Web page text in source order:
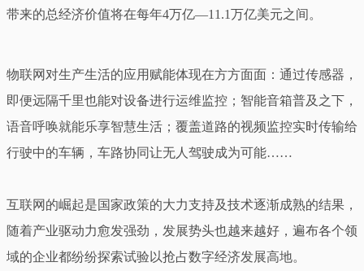
带来的总经济价值将在每年4万亿—11.1万亿美元之间。
物联网对生产生活的应用赋能体现在方方面面：通过传感器，
即便远隔千里也能对设备进行运维监控；智能音箱普及之下，
语音呼唤就能乐享智慧生活；覆盖道路的视频监控实时传输给
行驶中的车辆，车路协同让无人驾驶成为可能……
互联网的崛起是国家政策的大力支持及技术逐渐成熟的结果，
随着产业驱动力愈发强劲，发展势头也越来越好，遍布各个领
域的企业都纷纷探索试验以抢占数字经济发展高地。